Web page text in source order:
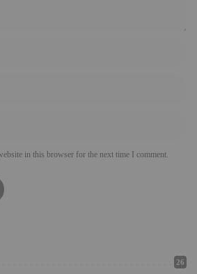
in this browser for the next time I comment.
26